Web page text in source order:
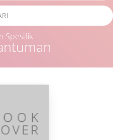
Spesifik